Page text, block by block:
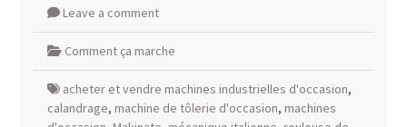
Leave a comment
Comment ça marche
acheter et vendre machines industrielles d'occasion,
calandrage, machine de tôlerie d'occasion, machines